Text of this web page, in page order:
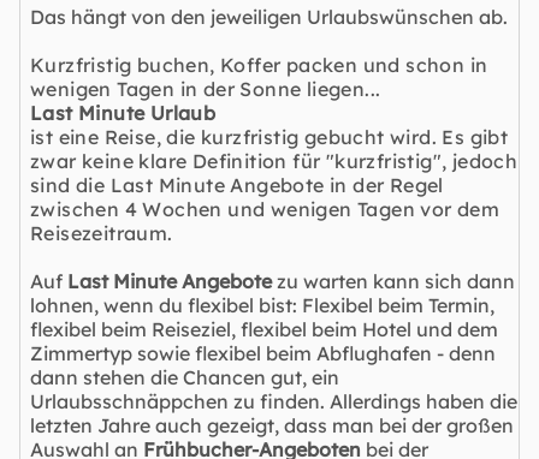
Das hängt von den jeweiligen Urlaubswünschen ab.
Kurzfristig buchen, Koffer packen und schon in
wenigen Tagen in der Sonne liegen...
Last Minute Urlaub
ist eine Reise, die kurzfristig gebucht wird. Es gibt
zwar keine klare Definition für "kurzfristig", jedoch
sind die Last Minute Angebote in der Regel
zwischen 4 Wochen und wenigen Tagen vor dem
Reisezeitraum.
Auf Last Minute Angebotezu warten kann sich dann
lohnen, wenn du flexibel bist: Flexibel beim Termin,
flexibel beim Reiseziel, flexibel beim Hotel und dem
Zimmertyp sowie flexibel beim Abflughafen - denn
dann stehen die Chancen gut, ein
Urlaubsschnäppchen zu finden. Allerdings haben die
letzten Jahre auch gezeigt, dass man bei der großen
Auswahl an Frühbucher-Angeboten bei der